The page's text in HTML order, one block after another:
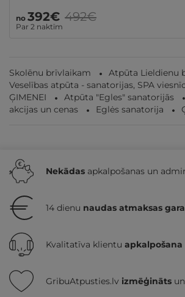
no 392€
Par 2 naktīm
492€
Skolēnu brīvlaikam
Atpūta Lieldienu
Veselības atpūta - sanatorijas, SPA
ĢIMENEI
Atpūta "Egles" sanatorijās
akcijas un cenas
Eglės sanatorija
Nekādas apkalpošanas un
14 dienu naudas atmaksas
Kvalitatīva klientu apkalpošana
GribuAtpusties.lv izmēģināts un